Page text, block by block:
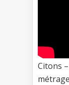
Citons